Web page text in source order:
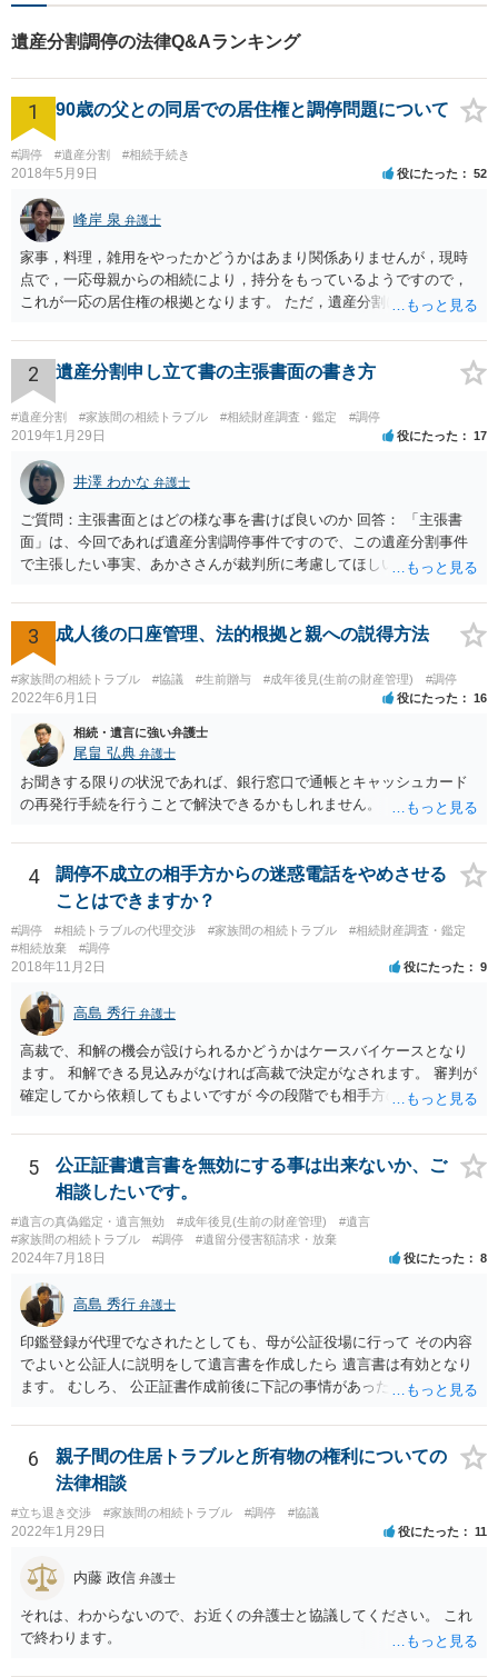
ります。 ご相談者様は生活保護を受給されていらっしゃるということ
遺産分割調停の法律Q&Aランキング
1 90歳の父との同居での居住権と調停問題について
#調停 #遺産分割 #相続手続き
2018年5月9日 役にたった 52
峰岸 泉 弁護士
家事，料理，雑用をやったかどうかはあまり関係ありませんが，現時
点で，一応母親からの相続により，持分をもっているようですので，
これが一応の居住権の根拠となります。 ただ，遺産分割により，母の
2 遺産分割申し立て書の主張書面の書き方
#遺産分割 #家族間の相続トラブル #相続財産調査・鑑定 #調停
2019年1月29日 役にたった 17
井澤 わかな 弁護士
ご質問：主張書面とはどの様な事を書けば良いのか 回答： 「主張書
面」は、今回であれば遺産分割調停事件ですので、この遺産分割事件
で主張したい事実、あかささんが裁判所に考慮してほしいと思う、亡
ります。 もし、主張したい事実や考慮してほしい事情に関連して
資料を持っているようであれば、主張書面とは別で提出できます。も
し、お姉さんに見られたくないような資料がある場合、「非開示の希
望に関する申出書」と共に提出することも考えられます。 ご質問：書
いた方が良い事と書かない方が良い事 回答： お姉さんが申立書の「申
立ての趣旨」のところに書いている遺産の分け方に対して意見があれ
ば、まずそれを書くとよいです。 次に「申立ての理由」のところに、
なぜ調停を申し立てたのか(例えば、あかささんと話合いが出来ない／
決裂した、など)や亡くなった方・あかささん・お姉さん間の事情やい
きさつなどが書かれていると思うので、あかささんから見てそれは違
分けるかを決めるについてあかささんが重要だと考える事情があれば
(例えば、○○のときにお姉さんは亡くなった方からお金を援助してもら
産分割に関係ない(と思われる)いきさつを沢山盛り込むことだと考えま
す(あくまで遺産分割に関係することに留める方が、裁判所や調停委員
3 成人後の口座管理、法的根拠と親への説得方法
#家族間の相続トラブル #協議 #生前贈与 #成年後見(生前の財産管理) #調停
2022年6月1日 役にたった 16
相続・遺言に強い弁護士
尾畠 弘典 弁護士
お聞きする限りの状況であれば、銀行窓口で通帳とキャッシュカード
の再発行手続を行うことで解決できるかもしれません。
4
調停不成立の相手方からの迷惑電話をやめさせる
ことはできますか？
#調停 #相続トラブルの代理交渉 #家族間の相続トラブル
#相続財産調査・鑑定
#相続放棄
#調停
2018年11月2日 役にたった 9
高島 秀行 弁護士
高裁で、和解の機会が設けられるかどうかはケースバイケースとなり
ます。 和解できる見込みがなければ高裁で決定がなされます。 審判が
確定してから依頼してもよいですが 今の段階でも相手方の連絡が迷惑
5
公正証書遺言書を無効にする事は出来ないか、ご
相談したいです。
#遺言の真偽鑑定・遺言無効 #成年後見(生前の財産管理)
#遺言
#家族間の相続トラブル
#調停 #遺留分侵害額請求・放棄
2024年7月18日 役にたった 8
高島 秀行 弁護士
印鑑登録が代理でなされたとしても、母が公証役場に行って その内容
でよいと公証人に説明をして遺言書を作成したら 遺言書は有効となり
ます。 むしろ、 公正証書作成前後に下記の事情があったことが証明で
月に携帯が新しくなった母からの第一声は「ここにいたら殺される」
「面会に来てくれ」で、長男に聞くと「面会は出来ない。俺は携帯電
話の使い方を教える為に会っている」「母の話は聞かなくて良い」と
電話が切れました。その後の電話でも「食事に毒が入っている」「体
にチップが埋められている」等、おかしかったです。 当時の診療記
録、介護認定の資料、介護記録を取得して 弁護士に面談で相談された
方がよいと思います。
6
親子間の住居トラブルと所有物の権利についての
法律相談
#立ち退き交渉 #家族間の相続トラブル #調停 #協議
2022年1月29日 役にたった 11
内藤 政信 弁護士
それは、わからないので、お近くの弁護士と協議してください。 これ
で終わります。